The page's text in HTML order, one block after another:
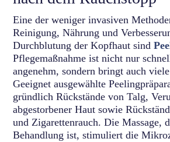
Eine der weniger invasiven
Reinigung, Nährung und
Durchblutung der Kopfhaut sind
Pflegemaßnahme ist nicht nur
angenehm, sondern bringt auch
Geeignet ausgewählte
gründlich Rückstände von Talg,
abgestorbener Haut sowie
und Zigarettenrauch. Die Massage,
Behandlung ist, stimuliert die